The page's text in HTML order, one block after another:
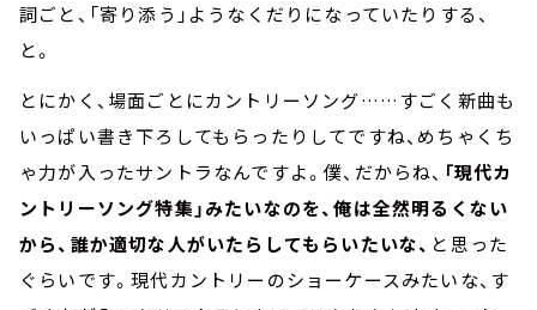
詞ごと、「寄り添う」ようなくだりになっていたりする、
と。
とにかく、場面ごとにカントリーソング……すごく新曲も
いっぱい書き下ろしてもらったりしてですね、めちゃくち
ゃ力が入ったサントラなんですよ。僕、だからね、 「現代カ
ントリーソング特集」みたいなのを、俺は全然明るくない
から、誰か適切な人がいたらしてもらいたいな、 と思った
ぐらいです。現代カントリーのショーケースみたいな、す